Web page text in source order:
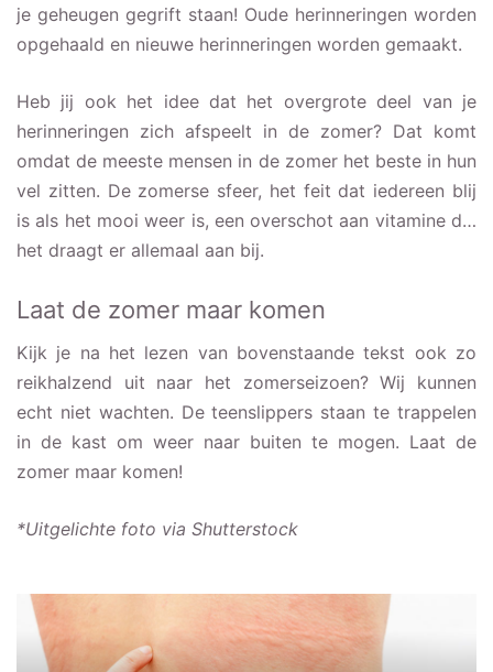
je geheugen gegrift staan! Oude herinneringen worden
opgehaald en nieuwe herinneringen worden gemaakt.
Heb jij ook het idee dat het overgrote deel van je
herinneringen zich afspeelt in de zomer? Dat komt
omdat de meeste mensen in de zomer het beste in hun
vel zitten. De zomerse sfeer, het feit dat iedereen blij
is als het mooi weer is, een overschot aan vitamine d…
het draagt er allemaal aan bij.
Laat de zomer maar komen
Kijk je na het lezen van bovenstaande tekst ook zo
reikhalzend uit naar het zomerseizoen? Wij kunnen
echt niet wachten. De teenslippers staan te trappelen
in de kast om weer naar buiten te mogen. Laat de
zomer maar komen!
*Uitgelichte foto via Shutterstock